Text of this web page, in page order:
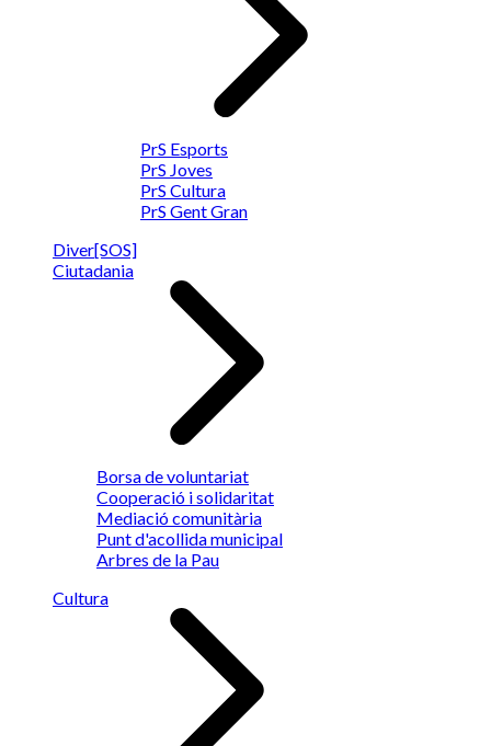
PrS Esports
PrS Joves
PrS Cultura
PrS Gent Gran
Diver[SOS]
Ciutadania
Borsa de voluntariat
Cooperació i solidaritat
Mediació comunitària
Punt d'acollida municipal
Arbres de la Pau
Cultura